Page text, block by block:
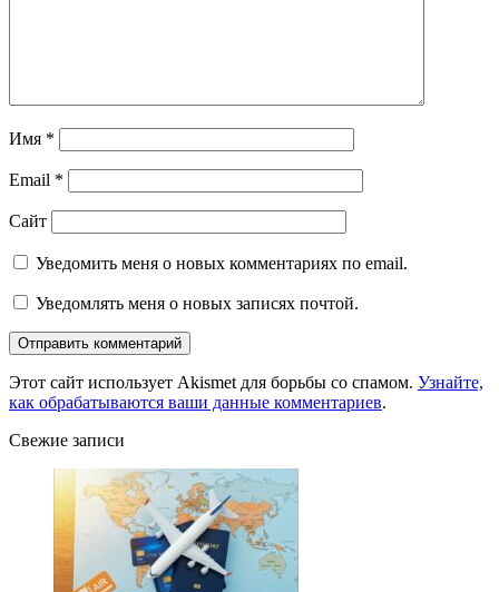
Имя *
Email *
Сайт
Уведомить меня о новых комментариях по email.
Уведомлять меня о новых записях почтой.
Этот сайт использует Akismet для борьбы со спамом. Узнайте,
как обрабатываются ваши данные комментариев.
Свежие записи